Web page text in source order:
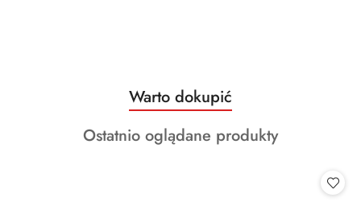
Pomiń karuzelę produktów
Produkty
o
statusie:
Warto dokupić
Produkty
Ostatnio oglądane produkty